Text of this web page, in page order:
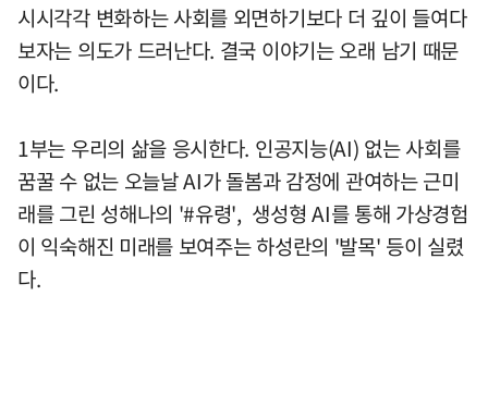
시시각각 변화하는 사회를 외면하기보다 더 깊이 들여다
보자는 의도가 드러난다. 결국 이야기는 오래 남기 때문
이다.
1부는 우리의 삶을 응시한다. 인공지능(AI) 없는 사회를
꿈꿀 수 없는 오늘날 AI가 돌봄과 감정에 관여하는 근미
래를 그린 성해나의 '#유령', 생성형 AI를 통해 가상경험
이 익숙해진 미래를 보여주는 하성란의 '발목' 등이 실렸
다.